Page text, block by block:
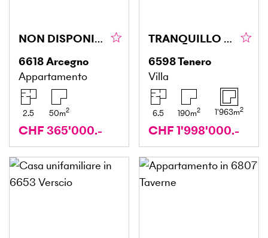
NON DISPONIBILE - VENDUTO - VERKAUFT
6618Arcegno
Appartamento
2.5 50m2
CHF 365'000.-
TRANQUILLO E CENTRALE
6598Tenero
Villa
6.5 190m2 1'963m2
CHF 1'998'000.-